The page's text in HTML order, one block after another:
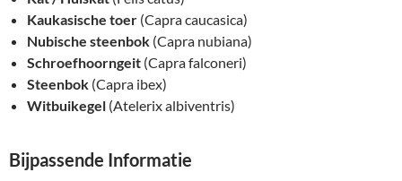
Kaukasische toer (Capra caucasica)
Nubische steenbok (Capra nubiana)
Schroefhoorngeit (Capra falconeri)
Steenbok (Capra ibex)
Witbuikegel (Atelerix albiventris)
Bijpassende Informatie